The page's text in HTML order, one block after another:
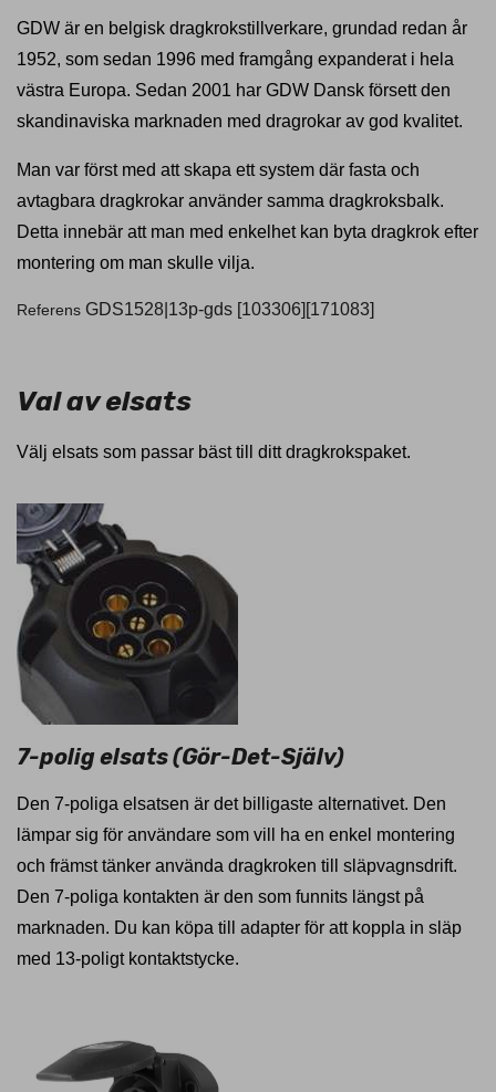
GDW är en belgisk dragkrokstillverkare, grundad redan år
1952, som sedan 1996 med framgång expanderat i hela
västra Europa. Sedan 2001 har GDW Dansk försett den
skandinaviska marknaden med dragrokar av god kvalitet.
Man var först med att skapa ett system där fasta och
avtagbara dragkrokar använder samma dragkroksbalk.
Detta innebär att man med enkelhet kan byta dragkrok efter
montering om man skulle vilja.
Referens GDS1528|13p-gds [103306][171083]
Val av elsats
Välj elsats som passar bäst till ditt dragkrokspaket.
7-polig elsats (Gör-Det-Själv)
Den 7-poliga elsatsen är det billigaste alternativet. Den
lämpar sig för användare som vill ha en enkel montering
och främst tänker använda dragkroken till släpvagnsdrift.
Den 7-poliga kontakten är den som funnits längst på
marknaden. Du kan köpa till adapter för att koppla in släp
med 13-poligt kontaktstycke.